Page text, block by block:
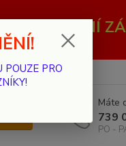
SMLUVNÍ
Máte
739
PO -
POUZE PRO